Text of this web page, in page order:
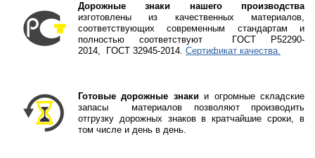
Дорожные знаки нашего производства
изготовлены из качественных материалов,
соответствующих современным стандартам и
полностью соответствуют
ГOCT P52290-
2014, ГOCT 32945-2014. Сертификат качества.
Готовые дорожные знакии огромные складские
запасы материалов позволяют производить
отгрузку дорожных знаков в кратчайшие сроки, в
том числе и день в день.